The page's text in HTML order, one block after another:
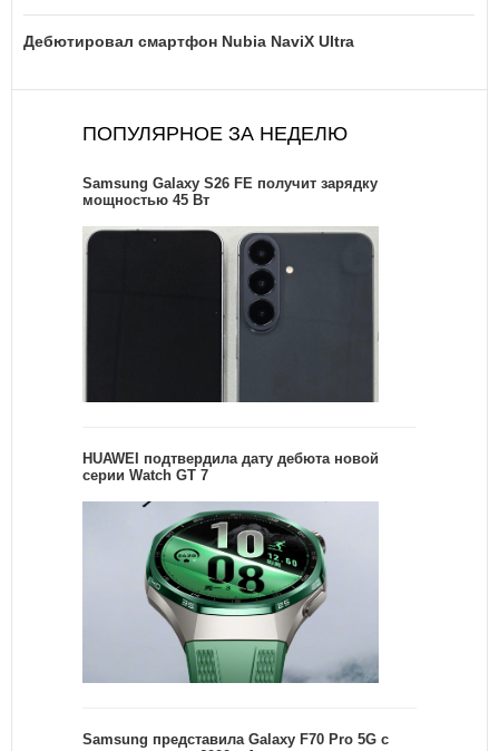
Дебютировал смартфон Nubia NaviX Ultra
ПОПУЛЯРНОЕ ЗА НЕДЕЛЮ
Samsung Galaxy S26 FE получит зарядку
мощностью 45 Вт
HUAWEI подтвердила дату дебюта новой
серии Watch GT 7
Samsung представила Galaxy F70 Pro 5G с